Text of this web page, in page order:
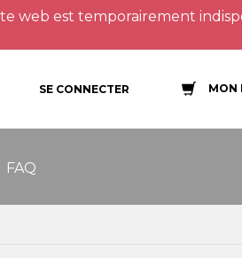
web est temporairement
SE CONNECTER MON
FAQ